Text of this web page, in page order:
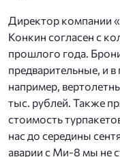
Директор компании
Конкин согласен с
прошлого года.
предварительные, и
например,
тыс. рублей. Также
стоимость
нас до середины
аварии с Ми-8 мы не